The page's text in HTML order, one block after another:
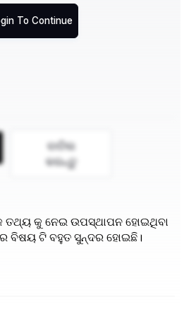
ଆମେ କଣ ଜାଣି ପାରିବା-
ନାହିଁ ।
ପଶ୍ଚିମକୁ ଯାଉଥିବା ଜଣାପଡିଲେ
କରିଥାନ୍ତି ।
ଦିଗରେ ଅଛୁ, ଦଶଟି ଦିଗ ମଧ୍ୟରୁ
ଜାଣିପାରିବା ।
ଦିଗ ନର୍ଣୟ କରିପାରିବା ।
To Continue
ବାତିଲ
କରନ୍ତୁ
ତଥ୍ୟ କୁ ନେଇ ଉପସ୍ଥାପନ ହୋଇଥିବା
ବିଷୟ ଟି ବହୁତ ସୁନ୍ଦର ହୋଇଛି।